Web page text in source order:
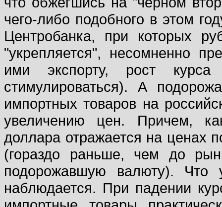
чего-либо подобного в этом
Центробанка, при которых
"укрепляется", несомненно
ими экспорту, рост
стимулироваться). А
импортных товаров на
увеличению цен. Причем,
доллара отражается на ценах
(гораздо раньше, чем до
подорожавшую валюту). Что
наблюдается. При падении